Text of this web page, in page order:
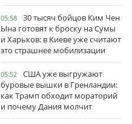
05:58
30 тысяч бойцов Ким Чен
Ына готовят к броску на Сумы
и Харьков: в Киеве уже считают
это страшнее мобилизации
05:52
США уже выгружают
буровые вышки в Гренландии:
как Трамп обходит мораторий
и почему Дания молчит